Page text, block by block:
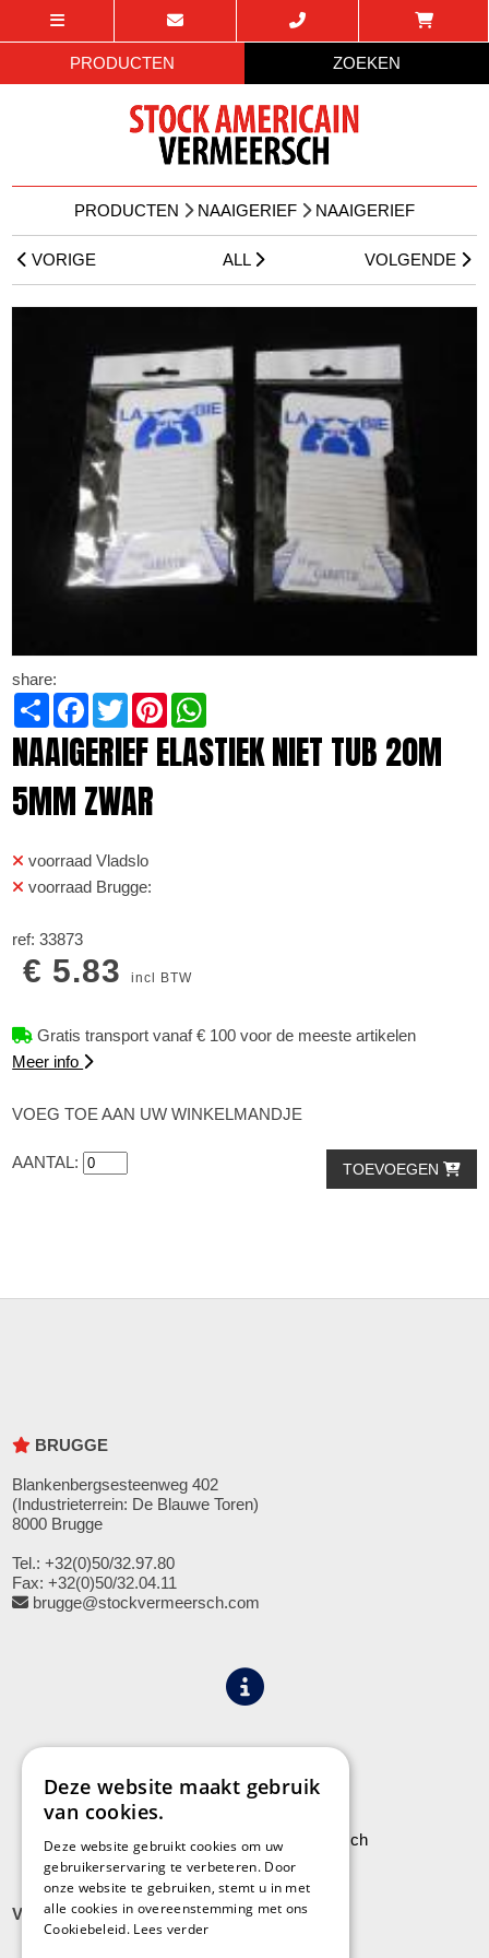
PRODUCTEN ZOEKEN
PRODUCTEN NAAIGERIEF NAAIGERIEF
VORIGE ALL VOLGENDE
share:
Share Facebook
TwitterPinterest
NAAIGERIEF ELASTIEK NIET TUB 20M
5MM ZWAR
voorraad Vladslo
voorraad Brugge:
ref: 33873
€ 5.83incl BTW
Gratis transport vanaf € 100 voor de meeste artikelen
Meer info
VOEG TOE AAN UW WINKELMANDJE
AANTAL: TOEVOEGEN
BRUGGE
Blankenbergsesteenweg 402
(Industrieterrein: De Blauwe Toren)
8000 Brugge
Tel.: +32(0)50/32.97.80
Fax: +32(0)50/32.04.11
brugge@stockvermeersch.com
Leveringen aan Stock Vermeersch
VLADSLO
Deze website maakt gebruik
van cookies.
Deze website gebruikt cookies om uw
gebruikerservaring te verbeteren. Door
onze website te gebruiken, stemt u in met
alle cookies in overeenstemming met ons
Cookiebeleid. Lees verder